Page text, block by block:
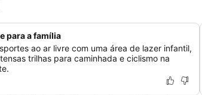
para a família
ao ar livre com uma área de lazer infantil,
trilhas para caminhada e ciclismo na